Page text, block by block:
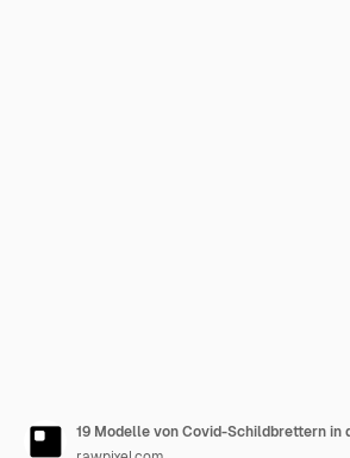
19 Modelle von Covid-Schildbrettern in